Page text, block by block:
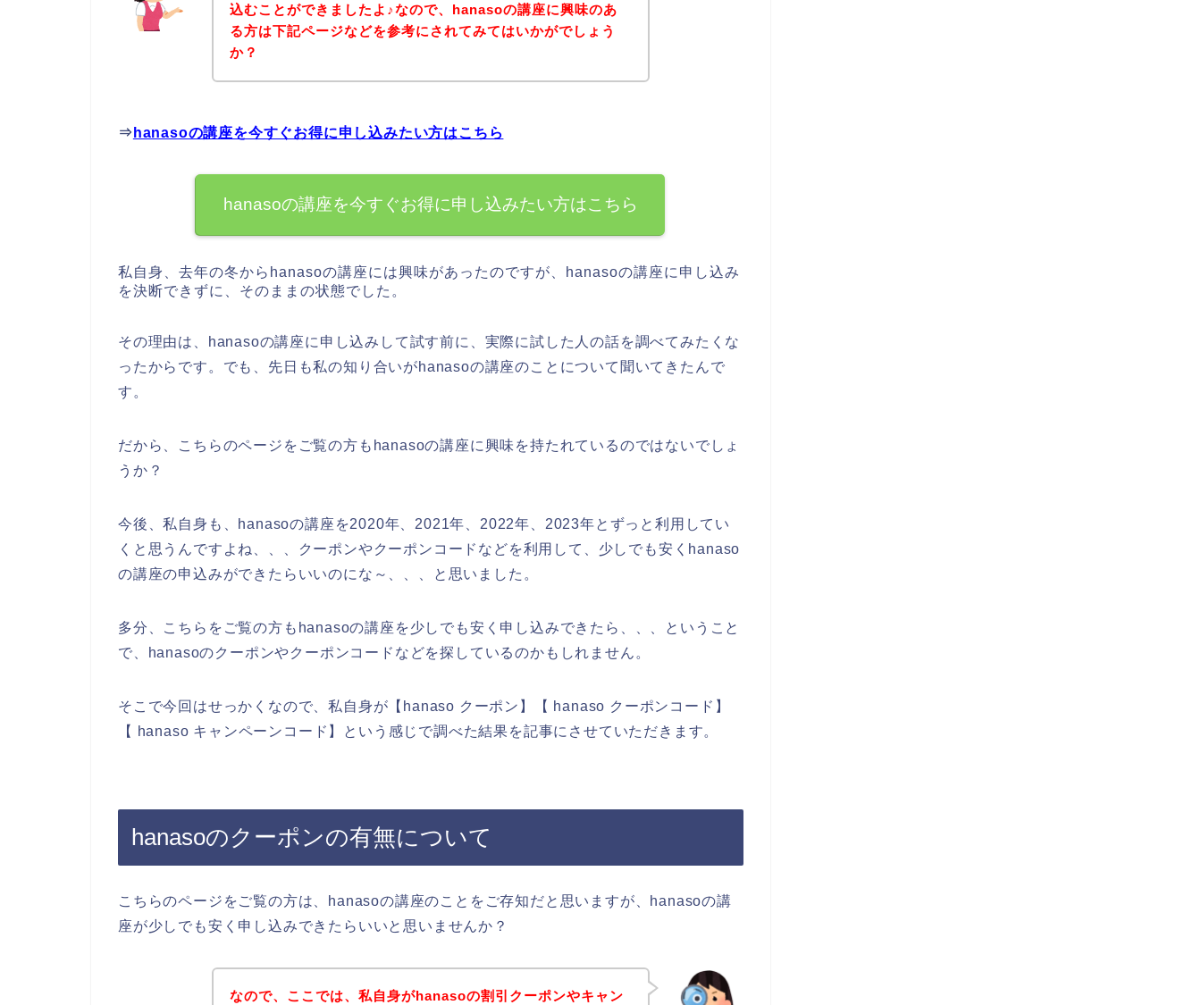
込むことができましたよ♪なので、hanasoの講座に興味のあ
る方は下記ページなどを参考にされてみてはいかがでしょう
か？
⇒ hanasoの講座を今すぐお得に申し込みたい方はこちら
hanasoの講座を今すぐお得に申し込みたい方はこちら
私自身、去年の冬からhanasoの講座には興味があったのですが、hanasoの講座に申し込み
を決断できずに、そのままの状態でした。
その理由は、hanasoの講座に申し込みして試す前に、実際に試した人の話を調べてみたくな
ったからです。でも、先日も私の知り合いがhanasoの講座のことについて聞いてきたんで
す。
だから、こちらのページをご覧の方もhanasoの講座に興味を持たれているのではないでしょ
うか？
今後、私自身も、hanasoの講座を2020年、2021年、2022年、2023年とずっと利用してい
くと思うんですよね、、、クーポンやクーポンコードなどを利用して、少しでも安くhanaso
の講座の申込みができたらいいのにな～、、、と思いました。
多分、こちらをご覧の方もhanasoの講座を少しでも安く申し込みできたら、、、ということ
で、hanasoのクーポンやクーポンコードなどを探しているのかもしれません。
そこで今回はせっかくなので、私自身が【hanaso クーポン】【 hanaso クーポンコード】
【 hanaso キャンペーンコード】という感じで調べた結果を記事にさせていただきます。
hanasoのクーポンの有無について
こちらのページをご覧の方は、hanasoの講座のことをご存知だと思いますが、hanasoの講
座が少しでも安く申し込みできたらいいと思いませんか？
なので、ここでは、私自身がhanasoの割引クーポンやキャン